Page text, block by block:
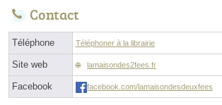
Contact
Téléphone Téléphoner à la librairie
Site web lamaisondes2fees.fr
Facebook facebook.com/lamaisondesdeuxfees